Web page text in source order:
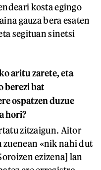
kosta egingo
gauza bera esaten
segituan sinetsi
aritu zarete, eta
berezi bat
ospatzen duzue
hori?
zitzaigun. Aitor
zuenean «nik nahi dut
ezizena] lan